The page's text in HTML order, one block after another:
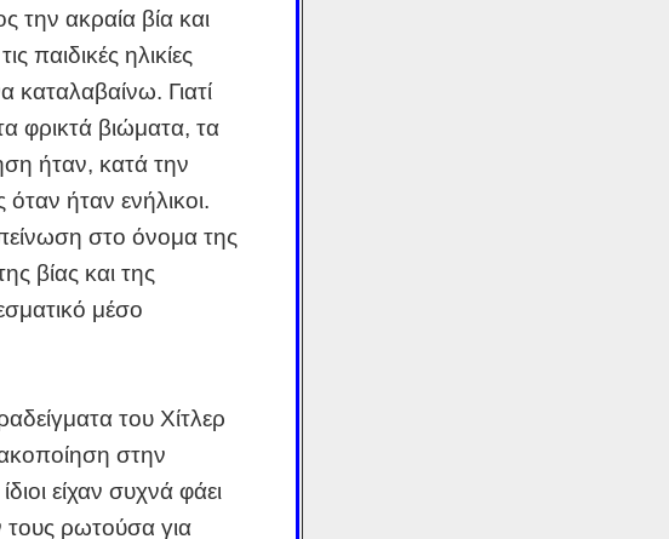
την ακραία βία και
παιδικές ηλικίες
Γιατί
φρικτά βιώματα, τα
ήταν, κατά την
ήταν ενήλικοι.
στο όνομα της
βίας και της
μέσο
του Χίτλερ
στην
είχαν συχνά φάει
τους ρωτούσα για